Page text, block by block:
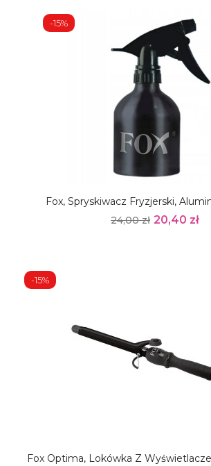
Fox, Spryskiwacz Fryzjerski,
24,00 zł 20,40 zł
-15%
Fox Optima, Lokówka Z
-15%